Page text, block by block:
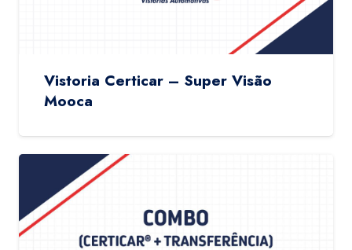
Vistoria Certicar – Super Visão
Mooca